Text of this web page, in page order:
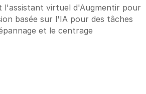
l'assistant virtuel d'Augmentir pour
basée sur l'IA pour des tâches
et le centrage